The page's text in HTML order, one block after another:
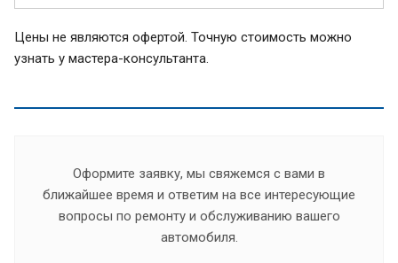
Цены не являются офертой. Точную стоимость можно
узнать у мастера-консультанта.
Оформите заявку, мы свяжемся с вами в
ближайшее время и ответим на все интересующие
вопросы по ремонту и обслуживанию вашего
автомобиля.